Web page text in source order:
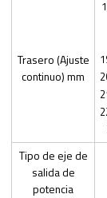
Trasero (Ajuste
continuo) mm
Tipo de eje de
salida de
potencia